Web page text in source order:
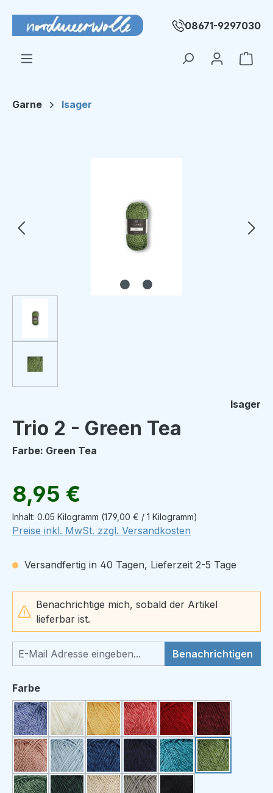
Zum Hauptinhalt springen
08671-9297030
Garne Isager
Isager
Trio 2 - Green Tea
Farbe: Green Tea
Regulärer Preis:
8,95 €
Inhalt: 0.05 Kilogramm (179,00 € / 1 Kilogramm)
Preise inkl. MwSt. zzgl. Versandkosten
Versandfertig in 40 Tagen, Lieferzeit 2-5 Tage
Benachrichtige mich, sobald der Artikel
lieferbar ist.
Benachrichtigen
Farbeauswählen
Sky White Lemon Blush StrawberryBordeaux
PowderFrost Indigo Navy PetroleumGreen Tea